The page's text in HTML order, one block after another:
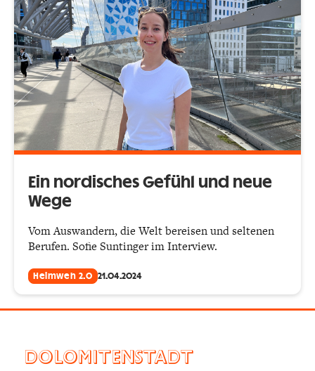
Ein nordisches Gefühl und neue
Wege
Vom Auswandern, die Welt bereisen und seltenen
Berufen. Sofie Suntinger im Interview.
Heimweh 2.0 21.04.2024
DOLOMITENSTADT